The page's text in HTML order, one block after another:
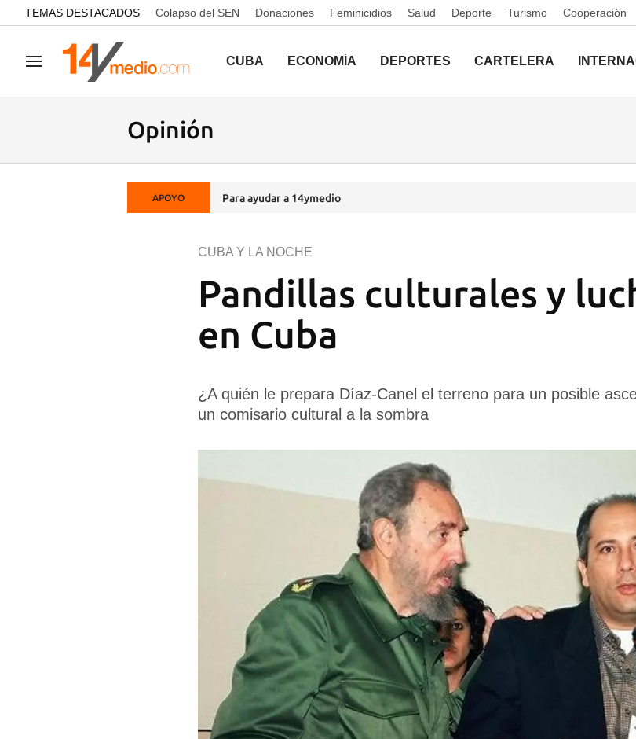
common.go-to-content
TEMAS DESTACADOS Colapso del SEN Donaciones Feminicidios Salud Deporte Turismo Cooperación
Navegación CUBA ECONOMÍA DEPORTES CARTELERA
Opinión
APOYO Para ayudar a 14ymedio
Pandillas culturales y
en Cuba
CUBA Y LA NOCHE
¿A quién le prepara Díaz-Canel el terreno para un posible
un comisario cultural a la sombra